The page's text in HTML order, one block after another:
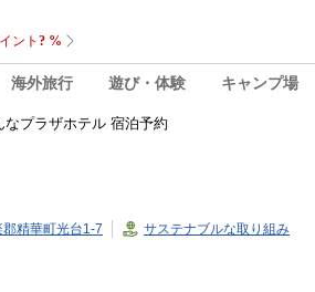
海外旅行 遊び・体験 キャンプ場
なプラザホテル 宿泊予約
精華町光台1-7 サステナブルな取り組み